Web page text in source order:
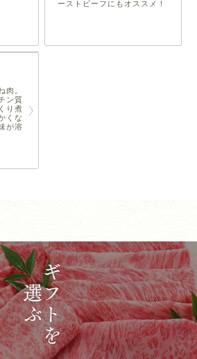
ーストビーフにもオススメ！
肉。
ン質
り煮
くな
が溶